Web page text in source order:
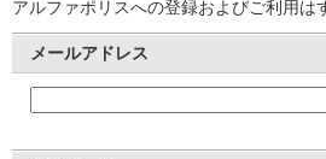
アルファポリスへの登録およびご利用は
メールアドレス